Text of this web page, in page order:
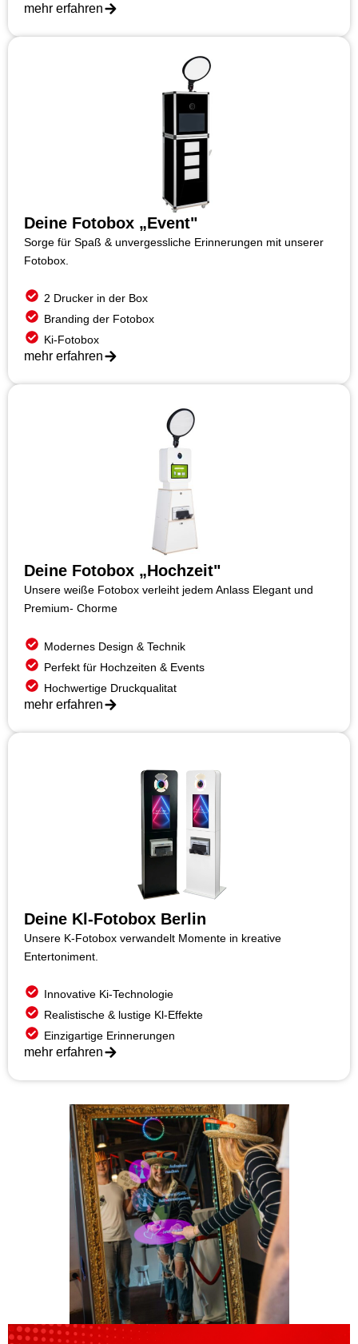
mehr erfahren
Deine Fotobox „Event"
Sorge für Spaß & unvergessliche Erinnerungen mit unserer
Fotobox.
2 Drucker in der Box
Branding der Fotobox
Ki-Fotobox
mehr erfahren
Deine Fotobox „Hochzeit"
Unsere weiße Fotobox verleiht jedem Anlass Elegant und
Premium- Chorme
Modernes Design & Technik
Perfekt für Hochzeiten & Events
Hochwertige Druckqualitat
mehr erfahren
Deine Kl-Fotobox Berlin
Unsere K-Fotobox verwandelt Momente in kreative
Entertoniment.
Innovative Ki-Technologie
Realistische & lustige Kl-Effekte
Einzigartige Erinnerungen
mehr erfahren